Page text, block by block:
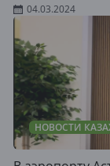
04.03.2024
НОВОСТИ